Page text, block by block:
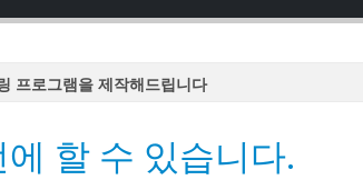
프로그램을 제작해드립니다
프로그램을 제작해드립니다
할 수 있습니다.